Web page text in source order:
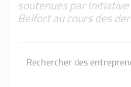
soutenues par
Belfort au cours des
Rechercher des